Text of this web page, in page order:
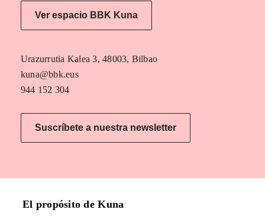
Ver espacio BBK Kuna
Urazurrutia Kalea 3, 48003, Bilbao
kuna@bbk.eus
944 152 304
Suscríbete a nuestra newsletter
El propósito de Kuna